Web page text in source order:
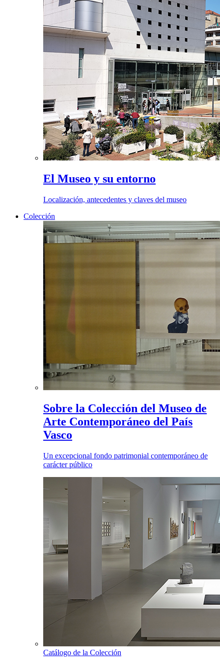
El Museo y su entorno
Localización, antecedentes y claves del museo
Colección
Sobre la Colección del Museo de
Arte Contemporáneo del País
Vasco
Un excepcional fondo patrimonial contemporáneo de
carácter público
Catálogo de la Colección